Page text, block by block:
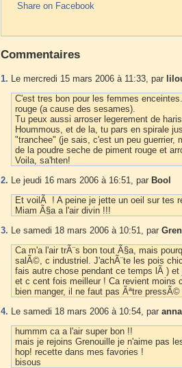
Share on Facebook
Commentaires
1. Le mercredi 15 mars 2006 à 11:33, par
C'est tres bon pour les femmes
rouge (a cause des sesames).
Tu peux aussi arroser legerement de
Hoummous, et de la, tu pars en spirale
"tranchee" (je sais, c'est un peu guerrier,
de la poudre seche de piment rouge et
Voila, sa'hten!
2. Le jeudi 16 mars 2006 à 16:51, par Bool
Et voilÃ ! A peine je jette un oeil sur tes
Miam Ã§a a l'air divin !!!
3. Le samedi 18 mars 2006 à 10:51, par
Ca m'a l'air trÃ¨s bon tout Ã§a, mais
salÃ©, c industriel. J'achÃ¨te les pois
fais autre chose pendant ce temps lÃ )
et c cent fois meilleur ! Ca revient
bien manger, il ne faut pas Ãªtre pressÃ©
4. Le samedi 18 mars 2006 à 10:54, par anna
hummm ca a l'air super bon !!
mais je rejoins Grenouille je n'aime pas
hop! recette dans mes favories !
bisous